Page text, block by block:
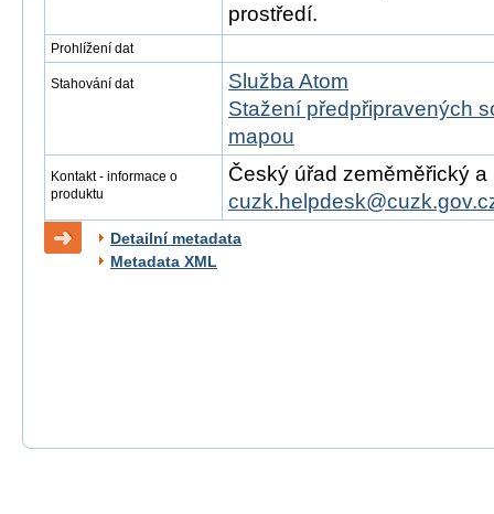
prostředí.
Prohlížení dat
Stahování dat
Služba Atom
Stažení předpřipravených
mapou
Kontakt - informace o
produktu
Český úřad zeměměřický
Detailní metadata
Metadata XML